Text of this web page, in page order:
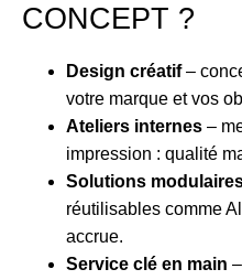
CONCEPT ?
Design créatif–
votre marque et vos
Ateliers internes –
impression : qualité
Solutions
réutilisables comme
accrue.
Service clé en main